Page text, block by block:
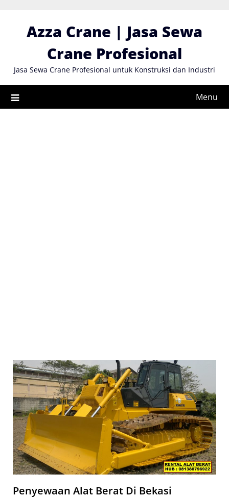
contentAzza Crane | Jasa Sewa
Crane Profesional
Jasa Sewa Crane Profesional untuk Konstruksi dan Industri
Menu
Penyewaan Alat Berat Di Bekasi